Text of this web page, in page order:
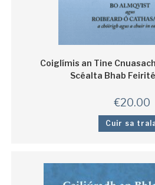
Coiglímis an Tine
Scéalta Bhab
€20.00
Cuir sa